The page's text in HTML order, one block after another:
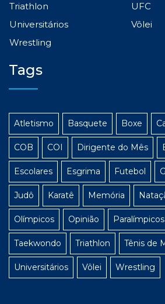
Triathlon
UFC
Universitários
Vôlei
Wrestling
Tags
Atletismo Basquete Boxe
COB COI Dirigente do Mês
Escolares Esgrima Futebol
Judô Karatê Memória
Olímpicos Opinião Paralímpicos
Taekwondo Triathlon Tênis de
Universitários Vôlei Wrestling